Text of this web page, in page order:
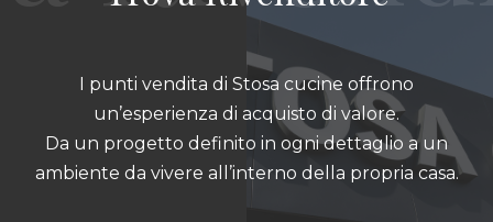
I punti vendita di Stosa cucine offrono
un’esperienza di acquisto di valore.
Da un progetto definito in ogni dettaglio a un
ambiente da vivere all’interno della propria casa.